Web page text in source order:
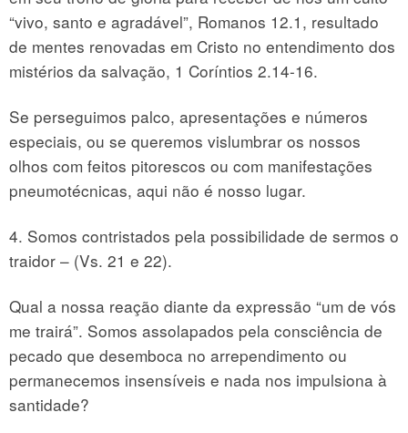
“vivo, santo e agradável”, Romanos 12.1, resultado
de mentes renovadas em Cristo no entendimento dos
mistérios da salvação, 1 Coríntios 2.14-16.
Se perseguimos palco, apresentações e números
especiais, ou se queremos vislumbrar os nossos
olhos com feitos pitorescos ou com manifestações
pneumotécnicas, aqui não é nosso lugar.
4. Somos contristados pela possibilidade de sermos o
traidor – (Vs. 21 e 22).
Qual a nossa reação diante da expressão “um de vós
me trairá”. Somos assolapados pela consciência de
pecado que desemboca no arrependimento ou
permanecemos insensíveis e nada nos impulsiona à
santidade?